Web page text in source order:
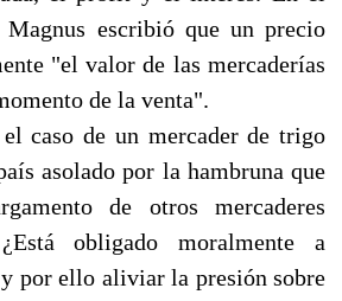
escribió que un precio
"el valor de las mercaderías
de la venta".
caso de un mercader de trigo
asolado por la hambruna que
de otros mercaderes
obligado moralmente a
por ello aliviar la presión sobre